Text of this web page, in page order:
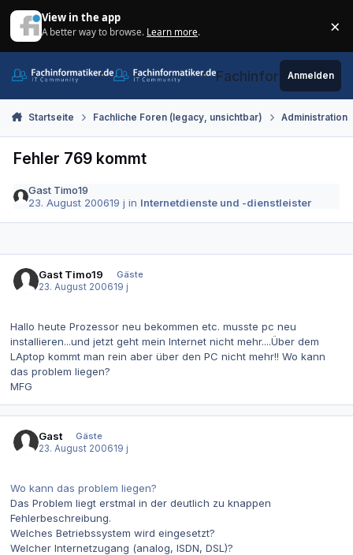
View in the app
A better way to browse. Learn more. ×
Fachinformatiker.de
Anmelden
Startseite Fachliche Foren (legacy, unsichtbar) Administration
Fehler 769 kommt
Gast Timo19
23. August 200619 j in Internetdienste und -dienstleister
Gast Timo19
Gäste
23. August 200619 j
Hallo heute Prozessor neu bekommen etc. musste pc neu
installieren...und jetzt geht mein Internet nicht mehr....Über dem
LAptop kommt man rein aber über den PC nicht mehr!! Wo kann
das problem liegen?
MFG
Gast
Gäste
23. August 200619 j
Wo kann das problem liegen?
Das Problem liegt erstmal in der deutlich zu knappen
Fehlerbeschreibung.
Welches Betriebssystem wird eingesetzt?
Welcher Internetzugang (analog, ISDN, DSL)?